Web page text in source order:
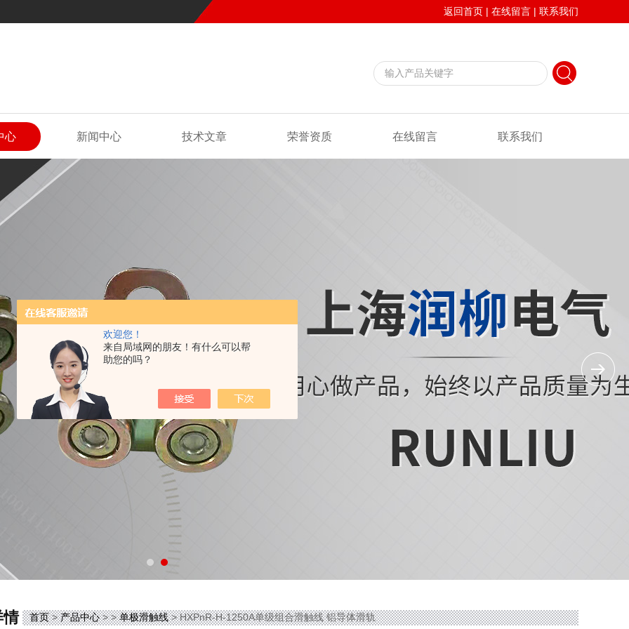
欢迎您！
来自局域网的朋友！有什么可以帮
助您的吗？
返回首页 | 在线留言 | 联系我们
心 新闻中心 技术文章 荣誉资质 在线留言 联系我们
情 首页>产品中心> >单极滑触线> HXPnR-H-1250A单级组合滑触线 铝导体滑轨